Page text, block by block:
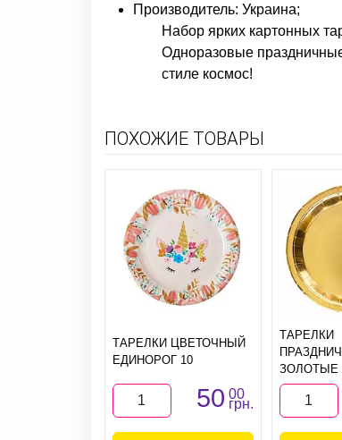
Производитель: Украина;
Набор ярких картонных
Одноразовые
стиле космос!
ПОХОЖИЕ ТОВАРЫ
ТАРЕЛКИ ЦВЕТОЧНЫЙ
ЕДИНОРОГ 10
50 00
грн.
ТАРЕЛКИ
ЗОЛОТЫЕ